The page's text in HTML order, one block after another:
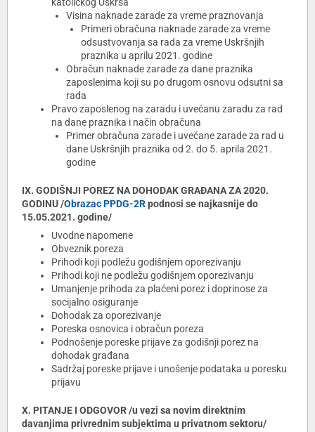
katoličkog Uskrsa
Visina naknade zarade za vreme praznovanja
Primeri obračuna naknade zarade za vreme
odsustvovanja sa rada za vreme Uskršnjih
praznika u aprilu 2021. godine
Obračun naknade zarade za dane praznika
zaposlenima koji su po drugom osnovu odsutni sa
rada
Pravo zaposlenog na zaradu i uvećanu zaradu za rad
na dane praznika i način obračuna
Primer obračuna zarade i uvećane zarade za rad u
dane Uskršnjih praznika od 2. do 5. aprila 2021.
godine
IX. GODIŠNJI POREZ NA DOHODAK GRAĐANA ZA 2020.
GODINU /Obrazac PPDG-2Rpodnosi se najkasnije do
15.05.2021. godine/
Uvodne napomene
Obveznik poreza
Prihodi koji podležu godišnjem oporezivanju
Prihodi koji ne podležu godišnjem oporezivanju
Umanjenje prihoda za plaćeni porez i doprinose za
socijalno osiguranje
Dohodak za oporezivanje
Poreska osnovica i obračun poreza
Podnošenje poreske prijave za godišnji porez na
dohodak građana
Sadržaj poreske prijave i unošenje podataka u poresku
prijavu
X. PITANJE I ODGOVOR /u vezi sa novim direktnim
davanjima privrednim subjektima u privatnom sektoru/